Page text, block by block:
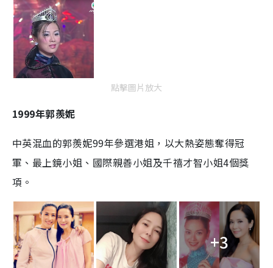
點擊圖片放大
1999年郭羨妮
中英混血的郭羨妮99年參選港姐，以大熱姿態奪得冠
軍、最上鏡小姐、國際親善小姐及千禧才智小姐4個獎
項。
+3